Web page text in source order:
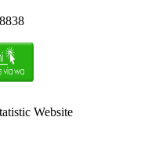
Website